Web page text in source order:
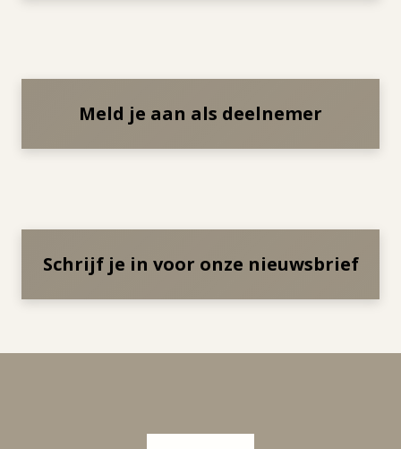
Meld je aan als deelnemer
Schrijf je in voor onze nieuwsbrief